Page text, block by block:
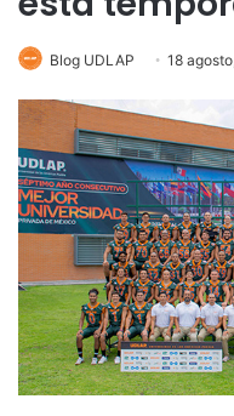
Blog UDLAP 18